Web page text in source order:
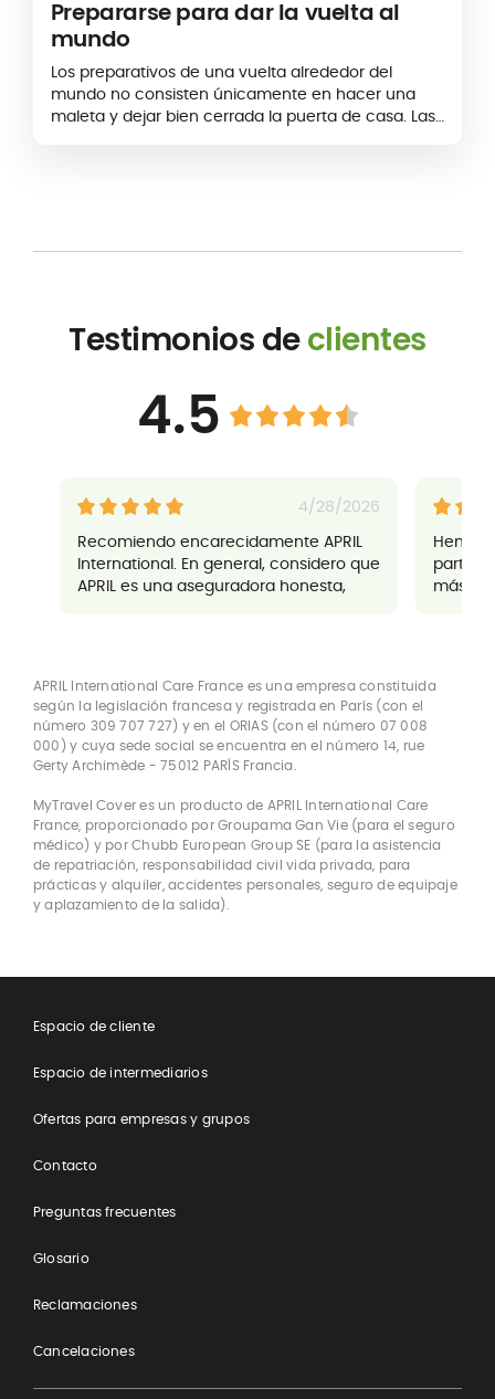
Prepararse para dar la vuelta al
mundo
Los preparativos de una vuelta alrededor del
mundo no consisten únicamente en hacer una
maleta y dejar bien cerrada la puerta de casa. Las
Testimonios declientes
4.5
4/28/2026
Recomiendo encarecidamente APRIL
International. En general, considero que
APRIL es una aseguradora honesta,
Hemos
parte
más de
APRIL International Care France es una empresa constituida
según la legislación francesa y registrada en París (con el
número 309 707 727) y en el ORIAS (con el número 07 008
000) y cuya sede social se encuentra en el número 14, rue
Gerty Archimède - 75012 PARÍS Francia.
MyTravel Cover es un producto de APRIL International Care
France, proporcionado por Groupama Gan Vie (para el seguro
médico) y por Chubb European Group SE (para la asistencia
de repatriación, responsabilidad civil vida privada, para
prácticas y alquiler, accidentes personales, seguro de equipaje
y aplazamiento de la salida).
​Espacio de cliente
Espacio de intermediarios
Ofertas para empresas y grupos
Contacto
Preguntas frecuentes
Glosario
Reclamaciones
Cancelaciones